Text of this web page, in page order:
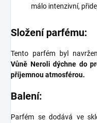
málo intenzivní,
Složení parfému:
Tento parfém byl
Vůně Neroli dýchne do
příjemnou atmosférou.
Balení:
Parfém se dodává ve